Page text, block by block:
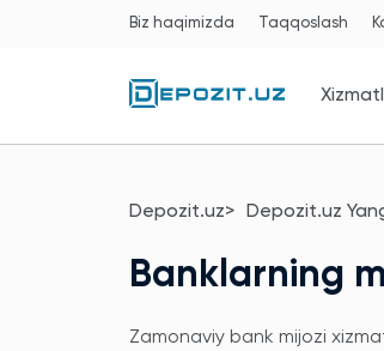
Biz haqimizda Taqqoslash
Depozit.uz Depozit.uz
Banklarning
Zamonaviy bank mijozi